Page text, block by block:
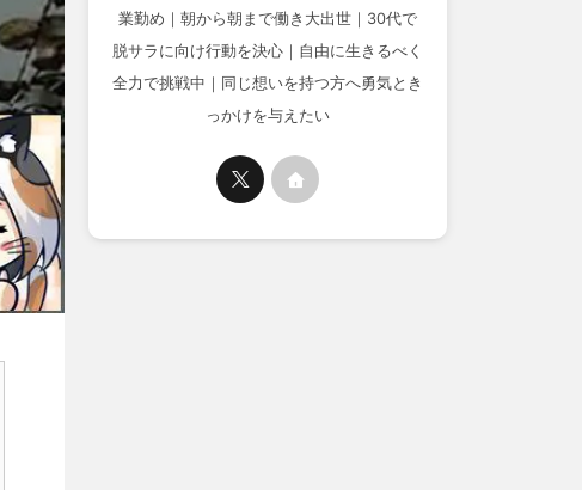
業勤め｜朝から朝まで働き大出世｜30代で
脱サラに向け行動を決心｜自由に生きるべく
全力で挑戦中｜同じ想いを持つ方へ勇気とき
っかけを与えたい